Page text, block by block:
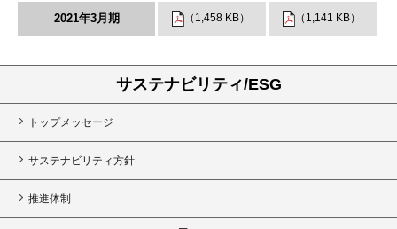
2021年3月期 （1,458 KB） （1,141 KB）
サステナビリティ/ESG
トップメッセージ
サステナビリティ方針
推進体制